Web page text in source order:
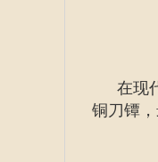
在现
铜刀镡